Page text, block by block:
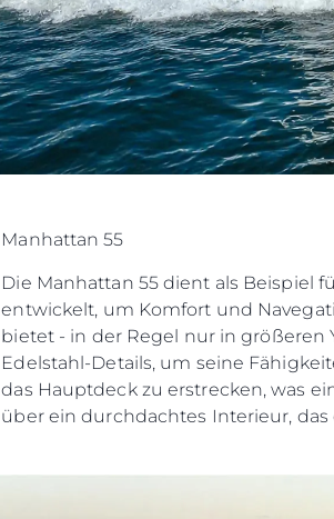
Manhattan 55
Die Manhattan 55 dient als Beispiel
entwickelt, um Komfort und
bietet - in der Regel nur in größeren
Edelstahl-Details, um seine
das Hauptdeck zu erstrecken, was
über ein durchdachtes Interieur,